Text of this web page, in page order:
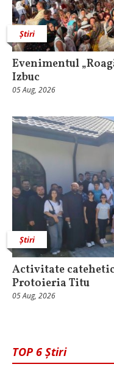
Știri
Evenimentul
Izbuc
05 Aug, 2026
Știri
Activitate
Protoieria Titu
05 Aug, 2026
TOP 6 Știri